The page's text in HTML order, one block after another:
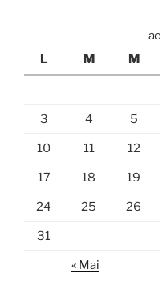
L
M M
3 4 5
10 11 12
17 18 19
24 25 26
31
« Mai